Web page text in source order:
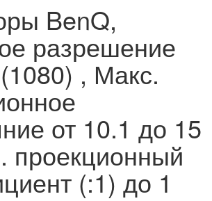
BenQ,
разрешение
, Макс.
от 10.1 до 15
проекционный
(:1) до 1